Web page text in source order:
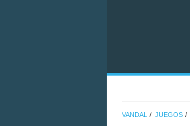
VANDAL JUEGOS